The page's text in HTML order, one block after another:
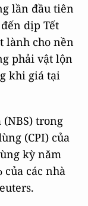
lần đầu tiên
dịp Tết
lành cho nền
phải vật lộn
khi giá tại
trong
(CPI) của
kỳ năm
các nhà